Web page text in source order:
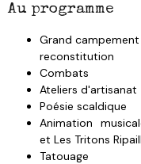
Au programme
Grand
reconstitution
Combats
Ateliers d'artisanat
Poésie scaldique
Animation
et Les Tritons
Tatouage